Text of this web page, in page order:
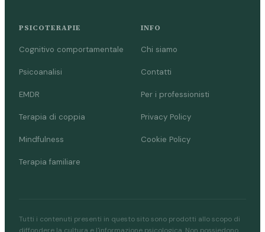
PSICOTERAPIE
Cognitivo comportamentale
Psicoanalisi
EMDR
Terapia di coppia
Mindfulness
Terapia familiare
INFO
Chi siamo
Contatti
Per i professionisti
Privacy Policy
Cookie Policy
Tutti i contenuti presenti in questo sito sono prodotti allo scopo di
diffondere la cultura e l'informazione psicologica. Non possiedono